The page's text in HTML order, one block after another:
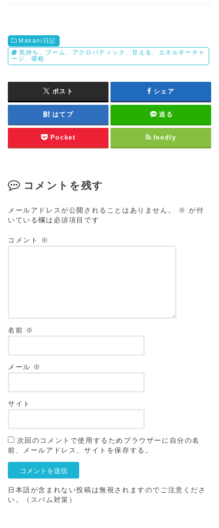
Makani日記
気持ち、ブーム、アクロバティック、甘える、エネルギーチャ
ージ、寝相
ポスト シェア
はてブ 送る
Pocket feedly
コメントを残す
メールアドレスが公開されることはありません。 ※ が付
いている欄は必須項目です
コメント ※
名前 ※
メール ※
サイト
次回のコメントで使用するためブラウザーに自分の名
前、メールアドレス、サイトを保存する。
日本語が含まれない投稿は無視されますのでご注意くださ
い。（スパム対策）